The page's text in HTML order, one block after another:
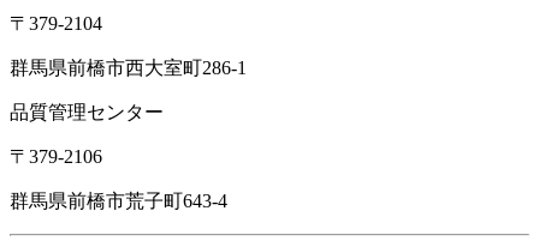
〒379-2104
群馬県前橋市西大室町286-1
品質管理センター
〒379-2106
群馬県前橋市荒子町643-4